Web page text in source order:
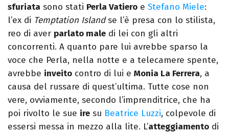
sfuriata sono stati Perla Vatiero e Stefano Miele:
l’ex di Temptation Islandse l’è presa con lo stilista,
reo di aver parlato male di lei con gli altri
concorrenti. A quanto pare lui avrebbe sparso la
voce che Perla, nella notte e a telecamere spente,
avrebbe inveito contro di lui e Monia La Ferrera, a
causa del russare di quest’ultima. Tutte cose non
vere, ovviamente, secondo l’imprenditrice, che ha
poi rivolto le sue ire su Beatrice Luzzi, colpevole di
essersi messa in mezzo alla lite. L’atteggiamento di